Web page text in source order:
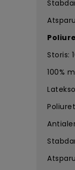
Storis:
100%